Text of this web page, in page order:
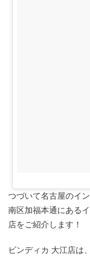
つづいて名古屋のイ
南区加福本通にある
店をご紹介します！
ビンディカ 大江店は